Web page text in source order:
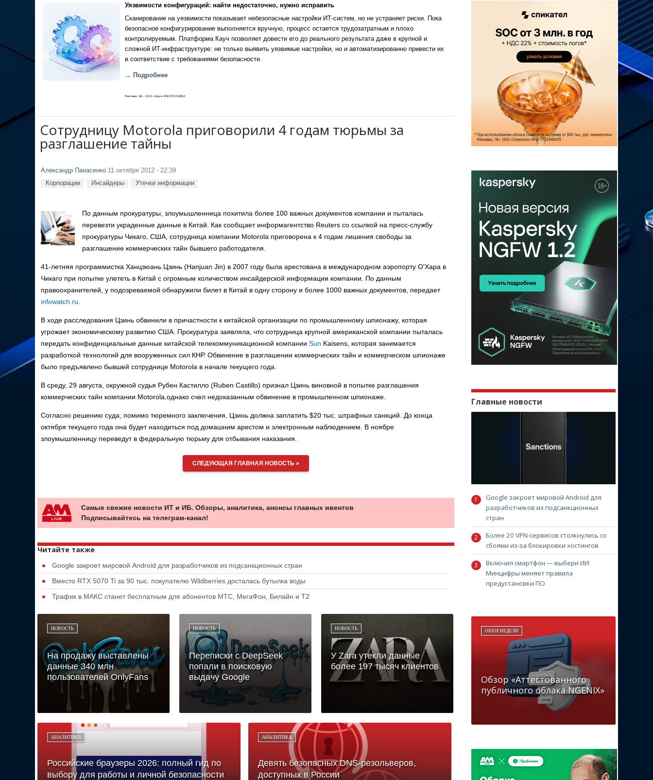
Уязвимости конфигураций: найти недостаточно, нужно исправить
Сканирование на уязвимости показывает небезопасные настройки ИТ-систем, но не устраняет риски. Пока
безопасное конфигурирование выполняется вручную, процесс остается трудозатратным и плохо
контролируемым. Платформа Кауч позволяет довести его до реального результата даже в крупной и
сложной ИТ-инфраструктуре: не только выявить уязвимые настройки, но и автоматизированно привести их
в соответствие с требованиями безопасности.
→ Подробнее
Реклама, 18+. ООО «Кауч» ИНН 9717142012
Сотрудницу Motorola приговорили 4 годам тюрьмы за
разглашение тайны
Александр Панасенко 11 октября 2012 - 22:39
Корпорации Инсайдеры Утечки информации
По данным прокуратуры, злоумышленница похитила более 100 важных документов компании и пыталась
перевезти украденные данные в Китай. Как сообщает информагентство Reuters со ссылкой на пресс-службу
прокуратуры Чикаго, США, сотрудница компании Motorola приговорена к 4 годам лишения свободы за
разглашение коммерческих тайн бывшего работодателя.
41-летняя программистка Ханцзюань Цзинь (Hanjuan Jin) в 2007 году была арестована в международном аэропорту О'Хара в
Чикаго при попытке улететь в Китай с огромным количеством инсайдерской информации компании. По данным
правоохранителей, у подозреваемой обнаружили билет в Китай в одну сторону и более 1000 важных документов, передает
infowatch.ru
В ходе расследования Цзинь обвинили в причастности к китайской организации по промышленному шпионажу, которая
угрожает экономическому развитию США. Прокуратура заявляла, что сотрудница крупной американской компании пыталась
передать конфиденциальные данные китайской телекоммуникационной компании Sun Kaisens, которая занимается
разработкой технологий для вооруженных сил КНР. Обвинение в разглашении коммерческих тайн и коммерческом шпионаже
было предъявлено бывшей сотруднице Motorola в начале текущего года.
В среду, 29 августа, окружной судья Рубен Кастилло (Ruben Castillo) признал Цзинь виновной в попытке разглашения
коммерческих тайн компании Motorola,однако счел недоказанным обвинение в промышленном шпионаже.
Согласно решению суда, помимо тюремного заключения, Цзинь должна заплатить $20 тыс. штрафных санкций. До конца
октября текущего года она будет находиться под домашним арестом и электронным наблюдением. В ноябре
злоумышленницу переведут в федеральную тюрьму для отбывания наказания.
СЛЕДУЮЩАЯ ГЛАВНАЯ НОВОСТЬ »
Самые свежие новости ИТ и ИБ. Обзоры, аналитика, анонсы главных ивентов
Подписывайтесь на телеграм-канал!
Читайте также
Google закроет мировой Android для разработчиков из подсанкционных стран
Вместо RTX 5070 Ti за 90 тыс. покупателю Wildberries досталась бутылка воды
Трафик в МАКС станет бесплатным для абонентов МТС, МегаФон, Билайн и Т2
НОВОСТЬ
На продажу выставлены
данные 340 млн
пользователей OnlyFans
НОВОСТЬ
Переписки с DeepSeek
попали в поисковую
выдачу Google
НОВОСТЬ
У Zara утекли данные
более 197 тысяч клиентов
АНАЛИТИКА
Российские браузеры 2026: полный гид по
выбору для работы и личной безопасности
АНАЛИТИКА
Девять безопасных DNS-резольверов,
доступных в России
Главные новости
Google закроет мировой Android для
разработчиков из подсанкционных
стран
Более 20 VPN-сервисов столкнулись со
сбоями из-за блокировки хостингов
Включил смартфон — выбери ИИ:
Минцифры меняет правила
предустановки ПО
ОБЗОР НЕДЕЛИ
Обзор «Аттестованного
публичного облака NGENIX»